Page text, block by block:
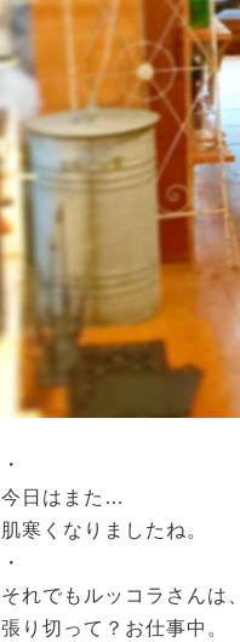
・
今日はまた…
肌寒くなりましたね。
・
それでもルッコラさんは、
張り切って？お仕事中。